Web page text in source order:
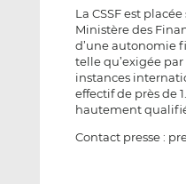
La CSSF est
Ministère des
d’une autonomie
telle qu’exigée
instances
effectif de près de
hautement
Contact presse :